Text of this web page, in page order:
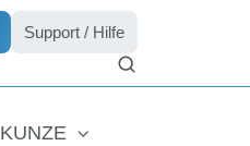
Support / Hilfe
KUNZE